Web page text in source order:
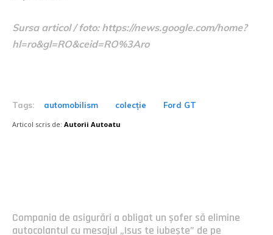
Sursa articol / foto: https://news.google.com/home?
hl=ro&gl=RO&ceid=RO%3Aro
Tags: automobilism colecție Ford GT
Articol scris de: Autorii Autoatu
Compania de asigurări a obligat un șofer să elimine
autocolantul cu mesajul „Isus te iubește” de pe